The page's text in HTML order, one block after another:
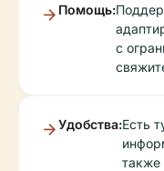
Помощь:
с
Удобства:Есть
также